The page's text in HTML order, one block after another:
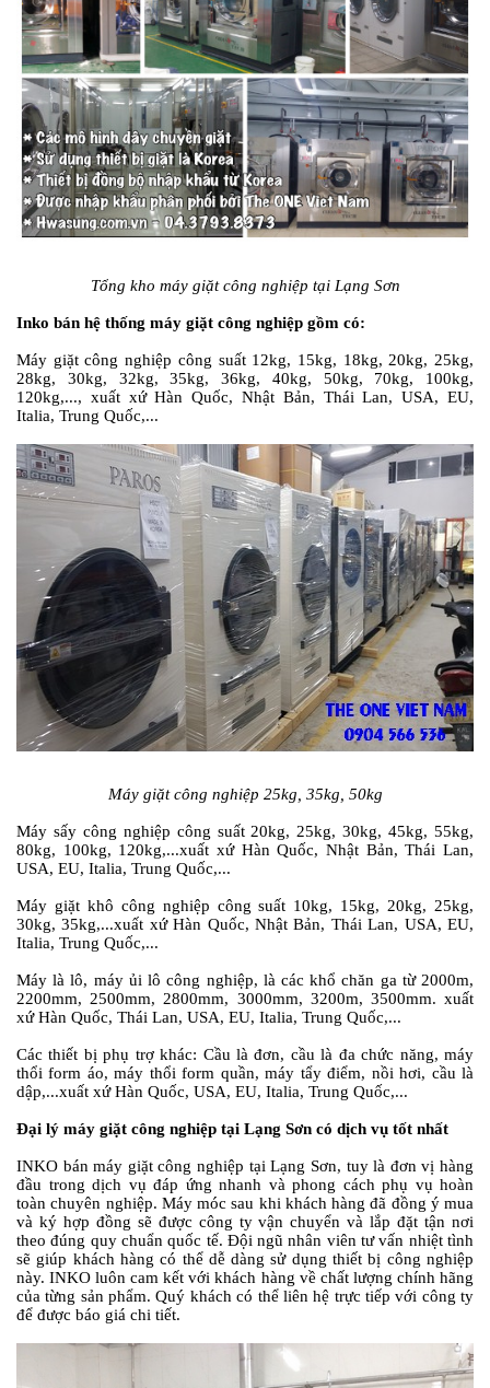
Tổng kho máy giặt công nghiệp tại Lạng Sơn
Inko bán hệ thống máy giặt công nghiệp gồm có:
Máy giặt công nghiệp công suất 12kg, 15kg, 18kg, 20kg, 25kg,
28kg, 30kg, 32kg, 35kg, 36kg, 40kg, 50kg, 70kg, 100kg,
120kg,..., xuất xứ Hàn Quốc, Nhật Bản, Thái Lan, USA, EU,
Italia, Trung Quốc,...
Máy giặt công nghiệp 25kg, 35kg, 50kg
Máy sấy công nghiệp công suất 20kg, 25kg, 30kg, 45kg, 55kg,
80kg, 100kg, 120kg,...xuất xứ Hàn Quốc, Nhật Bản, Thái Lan,
USA, EU, Italia, Trung Quốc,...
Máy giặt khô công nghiệp công suất 10kg, 15kg, 20kg, 25kg,
30kg, 35kg,...xuất xứ Hàn Quốc, Nhật Bản, Thái Lan, USA, EU,
Italia, Trung Quốc,...
Máy là lô, máy ủi lô công nghiệp, là các khổ chăn ga từ 2000m,
2200mm, 2500mm, 2800mm, 3000mm, 3200m, 3500mm. xuất
xứ Hàn Quốc, Thái Lan, USA, EU, Italia, Trung Quốc,...
Các thiết bị phụ trợ khác: Cầu là đơn, cầu là đa chức năng, máy
thổi form áo, máy thổi form quần, máy tẩy điểm, nồi hơi, cầu là
dập,...xuất xứ Hàn Quốc, USA, EU, Italia, Trung Quốc,...
Đại lý máy giặt công nghiệp tại Lạng Sơn có dịch vụ tốt nhất
INKO bán máy giặt công nghiệp tại Lạng Sơn, tuy là đơn vị hàng
đầu trong dịch vụ đáp ứng nhanh và phong cách phụ vụ hoàn
toàn chuyên nghiệp. Máy móc sau khi khách hàng đã đồng ý mua
và ký hợp đồng sẽ được công ty vận chuyển và lắp đặt tận nơi
theo đúng quy chuẩn quốc tế. Đội ngũ nhân viên tư vấn nhiệt tình
sẽ giúp khách hàng có thể dễ dàng sử dụng thiết bị công nghiệp
này. INKO luôn cam kết với khách hàng về chất lượng chính hãng
của từng sản phẩm. Quý khách có thể liên hệ trực tiếp với công ty
để được báo giá chi tiết.